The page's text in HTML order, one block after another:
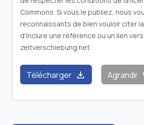
Commons. Si vous le publiez, nous
reconnaissants de bien vouloir citer
d'inclure une référence ou un lien vers
zeitverschiebung.net
Télécharger download Agrandir